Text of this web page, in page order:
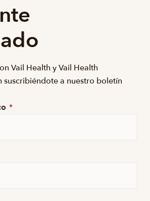
Vail Health y Vail Health
suscribiéndote a nuestro boletín
*